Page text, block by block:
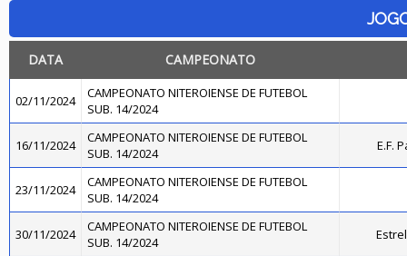
DATA CAMPEONATO
02/11/2024
CAMPEONATO NITEROIENSE DE FUTEBOL
SUB. 14/2024
16/11/2024
CAMPEONATO NITEROIENSE DE FUTEBOL
SUB. 14/2024
E.F.
23/11/2024
CAMPEONATO NITEROIENSE DE FUTEBOL
SUB. 14/2024
30/11/2024
CAMPEONATO NITEROIENSE DE FUTEBOL
SUB. 14/2024